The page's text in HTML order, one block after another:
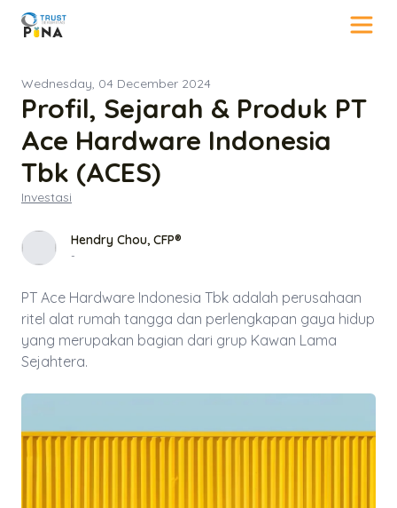
Wednesday, 04 December 2024
Profil, Sejarah & Produk PT
Ace Hardware Indonesia
Tbk (ACES)
Investasi
Hendry Chou, CFP®
-
PT Ace Hardware Indonesia Tbk adalah perusahaan
ritel alat rumah tangga dan perlengkapan gaya hidup
yang merupakan bagian dari grup Kawan Lama
Sejahtera.